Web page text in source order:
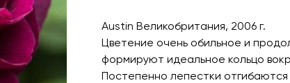
Austin Великобритания, 2006 г.
Цветение очень обильное и
формируют идеальное кольцо
Постепенно лепестки